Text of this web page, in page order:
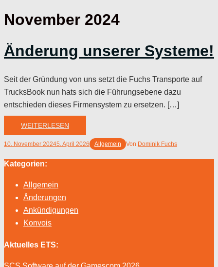
November 2024
Änderung unserer Systeme!
Seit der Gründung von uns setzt die Fuchs Transporte auf
TrucksBook nun hats sich die Führungsebene dazu
entschieden dieses Firmensystem zu ersetzen. […]
WEITERLESEN
10. November 20245. April 2026 Allgemein Von Dominik Fuchs
Kategorien:
Allgemein
Änderungen
Ankündigungen
Konvois
Aktuelles ETS: